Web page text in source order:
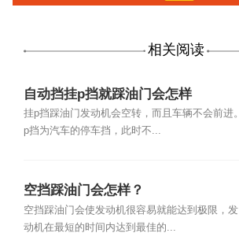
相关阅读
自动挡挂p挡就踩油门会怎样
挂p挡踩油门发动机会空转，而且车辆不会前进。
p挡为汽车的停车挡，此时不...
空挡踩油门会怎样？
空挡踩油门会使发动机很容易就能达到极限，发
动机在最短的时间内达到最佳的...